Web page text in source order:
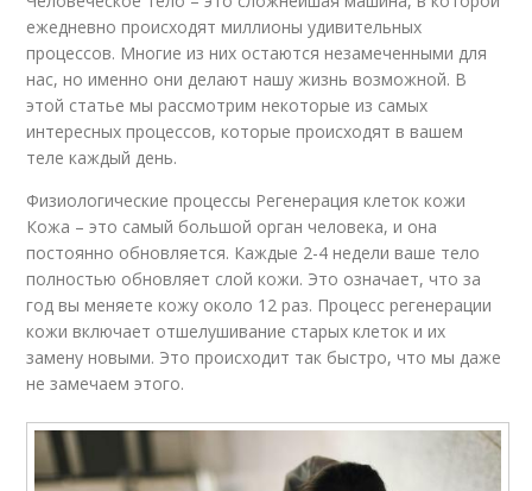
ежедневно происходят миллионы удивительных
процессов. Многие из них остаются незамеченными для
нас, но именно они делают нашу жизнь возможной. В
этой статье мы рассмотрим некоторые из самых
интересных процессов, которые происходят в вашем
теле каждый день.
Физиологические процессы Регенерация клеток кожи
Кожа – это самый большой орган человека, и она
постоянно обновляется. Каждые 2-4 недели ваше тело
полностью обновляет слой кожи. Это означает, что за
год вы меняете кожу около 12 раз. Процесс регенерации
кожи включает отшелушивание старых клеток и их
замену новыми. Это происходит так быстро, что мы даже
не замечаем этого.